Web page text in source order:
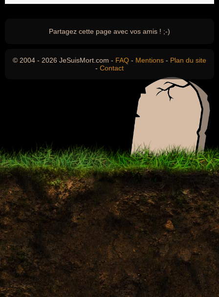
Partagez cette page avec vos amis ! ;-)
© 2004 - 2026 JeSuisMort.com - FAQ - Mentions - Plan du site
- Contact